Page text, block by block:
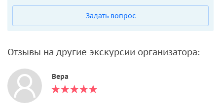
Задать вопрос
Отзывы на другие экскурсии организатора:
Вера